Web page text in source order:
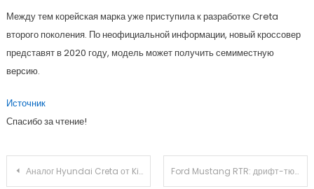
Между тем корейская марка уже приступила к разработке Creta
второго поколения. По неофициальной информации, новый кроссовер
представят в 2020 году, модель может получить семиместную
версию.
Источник
Спасибо за чтение!
Навигация
Аналог Hyundai Creta от Kia станет глобальной моделью. Ждём в России? Ford Mustang RTR: дрифт-тюнинг с заводской гарантией